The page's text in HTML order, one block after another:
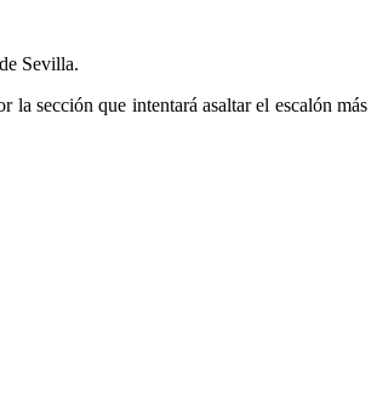
Sevilla.
sección que intentará asaltar el escalón más